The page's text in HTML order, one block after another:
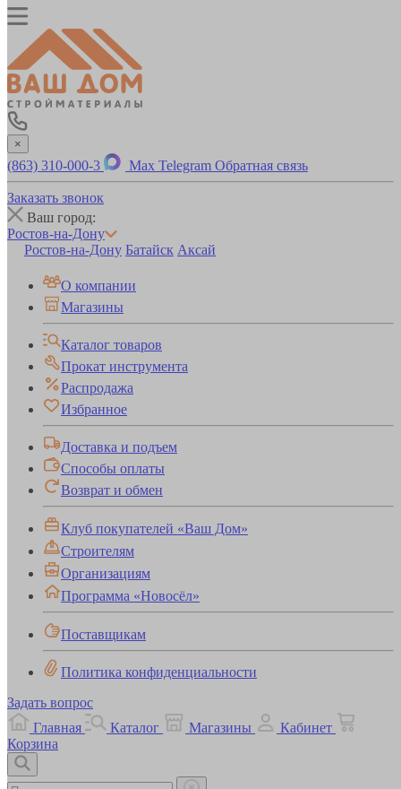
×
(863) 310-000-3 Max Telegram Обратная связь
Заказать звонок
Ваш город:
Ростов-на-Дону
Ростов-на-Дону Батайск Аксай
О компании
Магазины
Каталог товаров
Прокат инструмента
Распродажа
Избранное
Доставка и подъем
Способы оплаты
Возврат и обмен
Клуб покупателей «Ваш Дом»
Строителям
Организациям
Программа «Новосёл»
Поставщикам
Политика конфиденциальности
Задать вопрос
Главная
Каталог Магазины
Кабинет
Корзина